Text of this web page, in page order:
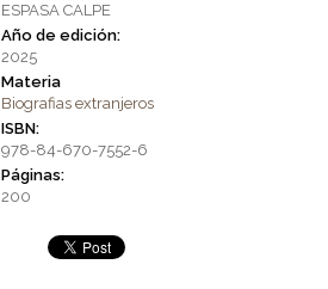
ESPASA CALPE
Año de edición:
2025
Materia
Biografias extranjeros
ISBN:
978-84-670-7552-6
Páginas:
200